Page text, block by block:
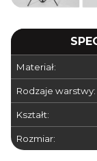
Materiał:
Rodzaje warstwy:
Kształt:
Rozmiar: